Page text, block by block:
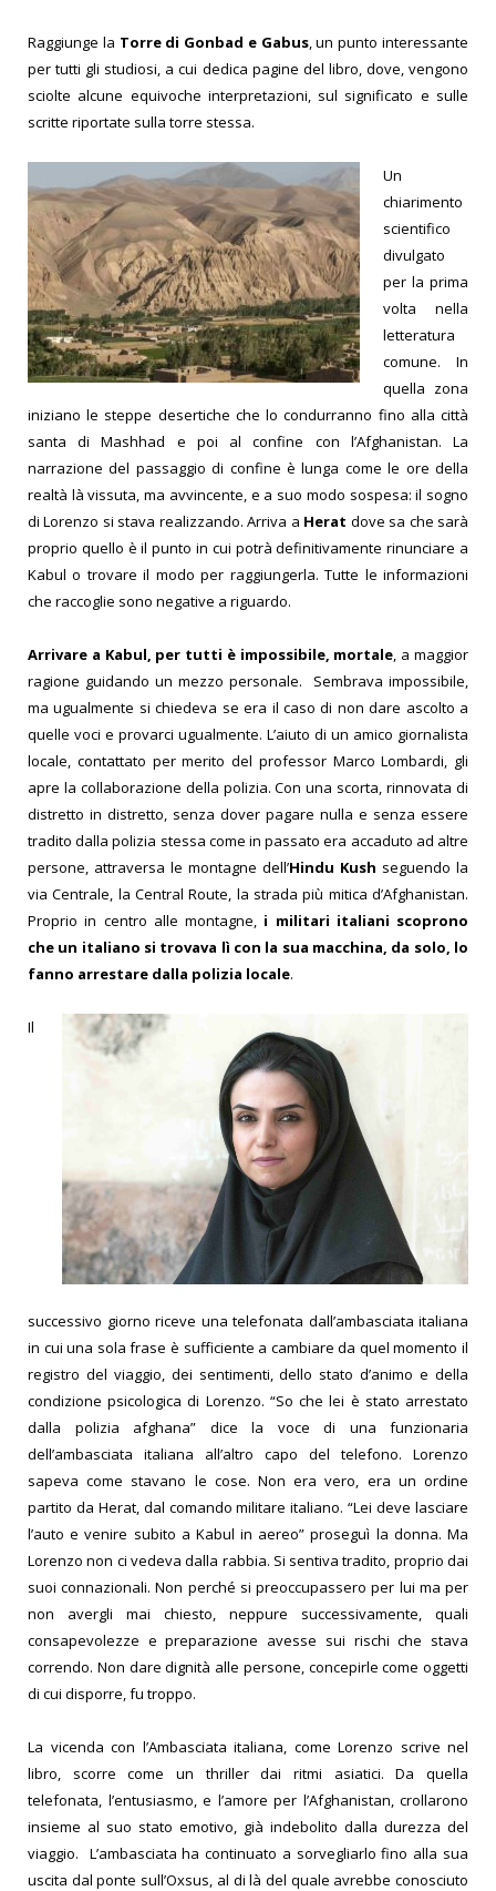
Raggiunge la Torre di Gonbad e Gabus, un punto interessante
per tutti gli studiosi, a cui dedica pagine del libro, dove, vengono
sciolte alcune equivoche interpretazioni, sul significato e sulle
scritte riportate sulla torre stessa.
Un
chiarimento
scientifico
divulgato
per la prima
volta nella
letteratura
comune. In
quella zona
iniziano le steppe desertiche che lo condurranno fino alla città
santa di Mashhad e poi al confine con l’Afghanistan. La
narrazione del passaggio di confine è lunga come le ore della
realtà là vissuta, ma avvincente, e a suo modo sospesa: il sogno
di Lorenzo si stava realizzando.Arriva a Herat dove sa che sarà
proprio quello è il punto in cui potrà definitivamente rinunciare a
Kabul o trovare il modo per raggiungerla.Tutte le informazioni
che raccoglie sono negative a riguardo.
Arrivare a Kabul, per tutti è impossibile, mortale, a maggior
ragione guidando un mezzo personale. Sembrava impossibile,
ma ugualmente si chiedeva se era il caso di non dare ascolto a
quelle voci e provarci ugualmente. L’aiuto di un amico giornalista
locale, contattato per merito del professor Marco Lombardi, gli
apre la collaborazione della polizia.Con una scorta, rinnovata di
distretto in distretto, senza dover pagare nulla e senza essere
tradito dalla polizia stessa come in passato era accaduto ad altre
persone, attraversa le montagne dell’Hindu Kush seguendo la
via Centrale, la Central Route, la strada più mitica d’Afghanistan.
Proprio in centro alle montagne, i militari italiani scoprono
che un italiano si trovava lì con la sua macchina, da solo, lo
fanno arrestare dalla polizia locale.
Il
successivo giorno riceve una telefonata dall’ambasciata italiana
in cui una sola frase è sufficiente a cambiare da quel momento il
registro del viaggio, dei sentimenti, dello stato d’animo e della
condizione psicologica di Lorenzo. “So che lei è stato arrestato
dalla polizia afghana” dice la voce di una funzionaria
dell’ambasciata italiana all’altro capo del telefono. Lorenzo
sapeva come stavano le cose. Non era vero, era un ordine
partito da Herat, dal comando militare italiano.“Lei deve lasciare
l’auto e venire subito a Kabul in aereo” proseguì la donna. Ma
Lorenzo non ci vedeva dalla rabbia. Si sentiva tradito, proprio dai
suoi connazionali.Non perché si preoccupassero per lui ma per
non avergli mai chiesto, neppure successivamente, quali
consapevolezze e preparazione avesse sui rischi che stava
correndo. Non dare dignità alle persone, concepirle come oggetti
di cui disporre, fu troppo.
La vicenda con l’Ambasciata italiana, come Lorenzo scrive nel
libro, scorre come un thriller dai ritmi asiatici.Da quella
telefonata, l’entusiasmo, e l’amore per l’Afghanistan, crollarono
insieme al suo stato emotivo, già indebolito dalla durezza del
viaggio. L’ambasciata ha continuato a sorvegliarlo fino alla sua
uscita dal ponte sull’Oxsus, al di là del quale avrebbe conosciuto